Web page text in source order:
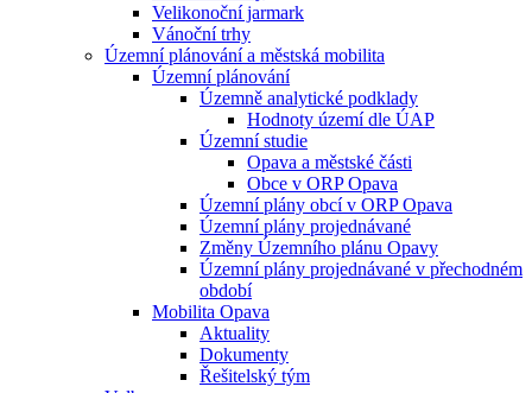
Velikonoční jarmark
Vánoční trhy
Územní plánování a městská mobilita
Územní plánování
Územně analytické podklady
Hodnoty území dle ÚAP
Územní studie
Opava a městské části
Obce v ORP Opava
Územní plány obcí v ORP Opava
Územní plány projednávané
Změny Územního plánu Opavy
Územní plány projednávané v přechodném
období
Mobilita Opava
Aktuality
Dokumenty
Řešitelský tým